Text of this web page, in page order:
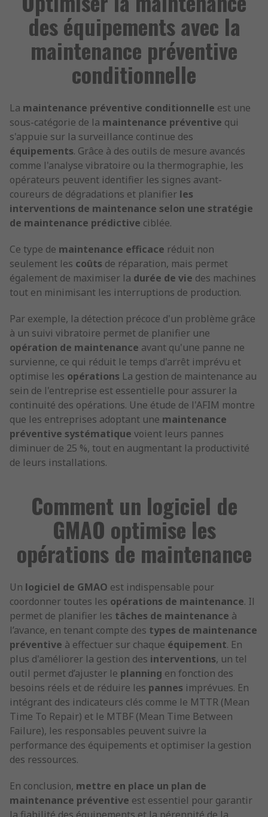
des équipements avec la
maintenance préventive
conditionnelle
La maintenance préventive conditionnelle est une
sous-catégorie de la maintenance préventive qui
s'appuie sur la surveillance continue des
équipements. Grâce à des outils de mesure avancés
comme l'analyse vibratoire ou la thermographie, les
opérateurs peuvent identifier les signes avant-
coureurs de dégradations et planifier les
interventions de maintenance selon une stratégie
de maintenance prédictive ciblée.
Ce type de maintenance efficace réduit non
seulement les coûts de réparation, mais permet
également de maximiser la durée de vie des machines
tout en minimisant les interruptions de production.
Par exemple, la détection précoce d'un problème grâce
à un suivi vibratoire permet de planifier une
opération de maintenance avant qu'une panne ne
survienne, ce qui réduit le temps d'arrêt imprévu et
optimise les opérations La gestion de maintenance au
sein de l'entreprise est essentielle pour assurer la
continuité des opérations. Une étude de l'AFIM montre
que les entreprises adoptant une maintenance
préventive systématique voient leurs pannes
diminuer de 25 %, tout en augmentant la productivité
de leurs installations.
Comment un logiciel de
GMAO optimise les
opérations de maintenance
Un logiciel de GMAO est indispensable pour
coordonner toutes les opérations de maintenance. Il
permet de planifier les tâches de maintenance à
l’avance, en tenant compte des types de maintenance
préventive à effectuer sur chaque équipement. En
plus d'améliorer la gestion des interventions, un tel
outil permet d’ajuster le planning en fonction des
besoins réels et de réduire les pannes imprévues. En
intégrant des indicateurs clés comme le MTTR (Mean
Time To Repair) et le MTBF (Mean Time Between
Failure), les responsables peuvent suivre la
performance des équipements et optimiser la gestion
des ressources.
En conclusion, mettre en place un plan de
maintenance préventive est essentiel pour garantir